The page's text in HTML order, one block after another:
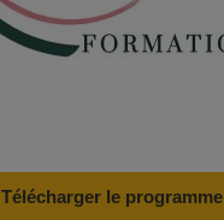
Télécharger le programme